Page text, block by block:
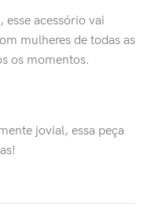
acessório vai
mulheres de todas as
os momentos.
jovial, essa peça